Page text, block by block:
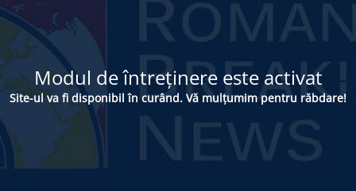
Modul de întreținere este activat
Site-ul va fi disponibil în curând. Vă mulțumim pentru răbdare!